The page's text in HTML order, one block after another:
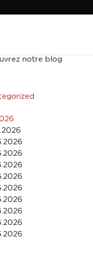
notre blog